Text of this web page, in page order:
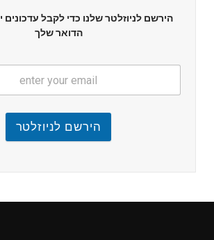
הירשם לניוזלטר שלנו כדי לקבל עדכונים
הדואר שלך
הירשם לניוזלטר